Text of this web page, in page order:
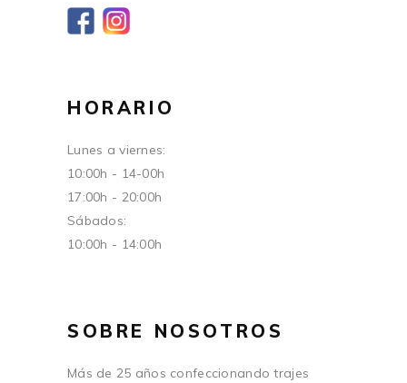
HORARIO
Lunes a viernes:
10:00h - 14-00h
17:00h - 20:00h
Sábados:
10:00h - 14:00h
SOBRE NOSOTROS
Más de 25 años confeccionando trajes